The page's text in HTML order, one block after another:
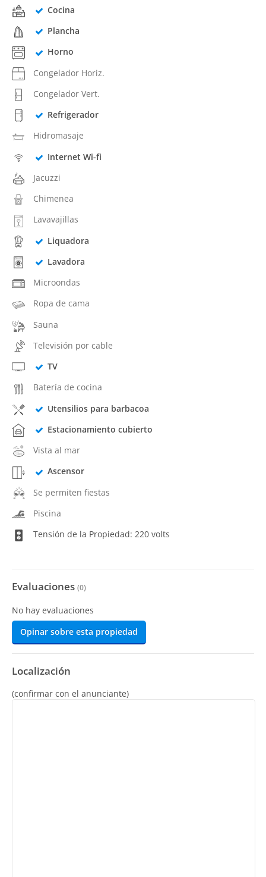
Cocina
Plancha
Horno
Congelador Horiz.
Congelador Vert.
Refrigerador
Hidromasaje
Internet Wi-fi
Jacuzzi
Chimenea
Lavavajillas
Liquadora
Lavadora
Microondas
Ropa de cama
Sauna
Televisión por cable
TV
Batería de cocina
Utensilios para barbacoa
Estacionamiento cubierto
Vista al mar
Ascensor
Se permiten fiestas
Piscina
Tensión de la Propiedad: 220 volts
Evaluaciones (0)
No hay evaluaciones
Opinar sobre esta propiedad
Localización
(confirmar con el anunciante)